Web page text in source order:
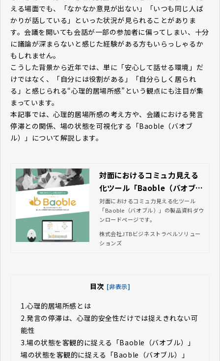
える場面でも、「なかなか意見が出ない」「いつも同じ人ば
かりが話している」といった状況が見られることがありま
す。会議を開いても会話が一部の参加者に偏ってしまい、十分
に議論が深まらないと感じた経験がある方もいらっしゃるか
もしれません。
こうした背景から近年では、単に「安心して話せる環境」だ
けではなく、「自分には役割がある」「自分らしく居られ
る」と感じられる“心理的居場所感”という観点にも注目が集
まっています。
本記事では、心理的居場所感の考え方や、会議における発言
停滞との関係、場の状態を可視化する「Baoble（バオブ
ル）」について解説します。
対面におけるコミュ力見える
化ツール「Baoble（バオブ
ル）」資料ダウンロード｜JT
Bビジネストラベルソリューシ
対面におけるコミュ力見える化ツール
「Baoble（バオブル）」の製品資料ダウ
ンロードページです。
株式会社JTBビジネストラベルソリュー
ションズ
目次 [非表示]
1.心理的居場所感とは
2.発言の停滞は、心理的安全性だけでは捉えきれない可
能性
3.場の状態を客観的に捉える「Baoble（バオブル）」
場の状態を客観的に捉える「Baoble（バオブル）」